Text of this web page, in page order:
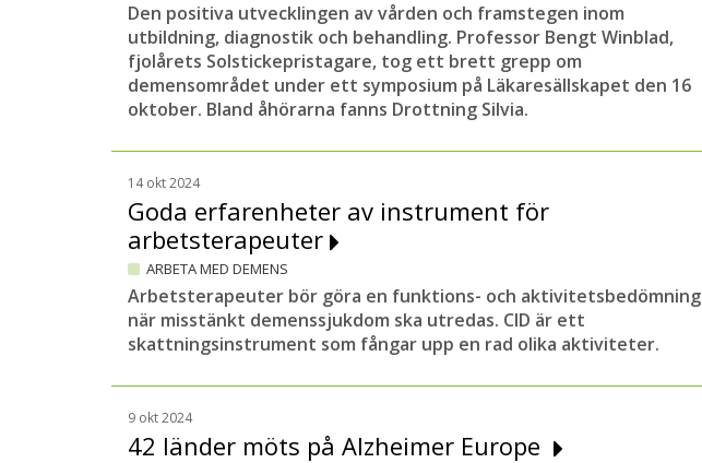
Den positiva utvecklingen av vården och framstegen inom
utbildning, diagnostik och behandling. Professor Bengt Winblad,
fjolårets Solstickepristagare, tog ett brett grepp om
demensområdet under ett symposium på Läkaresällskapet den 16
oktober. Bland åhörarna fanns Drottning Silvia.
14 okt 2024
Goda erfarenheter av instrument för
arbetsterapeuter
ARBETA MED DEMENS
Arbetsterapeuter bör göra en funktions- och aktivitetsbedömning
när misstänkt demenssjukdom ska utredas. CID är ett
skattningsinstrument som fångar upp en rad olika aktiviteter.
9 okt 2024
42 länder möts på Alzheimer Europe